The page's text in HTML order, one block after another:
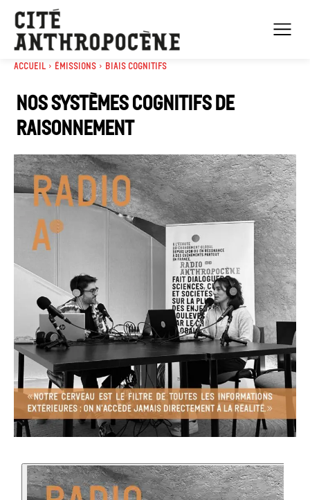
Accueil Émissions Biais cognitifs
Nos systèmes cognitifs de
raisonnement